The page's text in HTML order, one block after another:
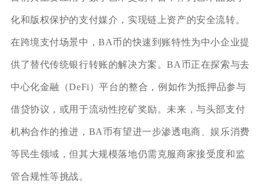
化和版权保护的支付媒介，实现链上资产的安全流转。
在跨境支付场景中，BA币的快速到账特性为中小企业提
供了替代传统银行转账的解决方案。BA币正在探索与去
中心化金融（DeFi）平台的整合，例如作为抵押品参与
借贷协议，或用于流动性挖矿奖励。未来，与头部支付
机构合作的推进，BA币有望进一步渗透电商、娱乐消费
等民生领域，但其大规模落地仍需克服商家接受度和监
管合规性等挑战。